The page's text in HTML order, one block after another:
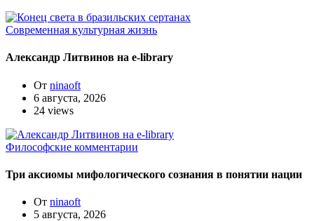
Современная культурная жизнь
Александр Литвинов на e-library
От ninaoft
6 августа, 2026
24 views
Философские комментарии
Три аксиомы мифологического сознания в понятии нации
От ninaoft
5 августа, 2026